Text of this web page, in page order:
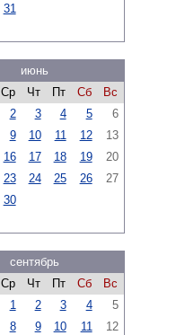
31
июнь
Ср Чт Пт Сб
Вс
2 3 4 5
6
9 10 11 12
13
16 17 18 19
20
23 24 25 26
27
30
сентябрь
Ср Чт Пт Сб
Вс
1
2 3 4
5
8 9 10 11
12